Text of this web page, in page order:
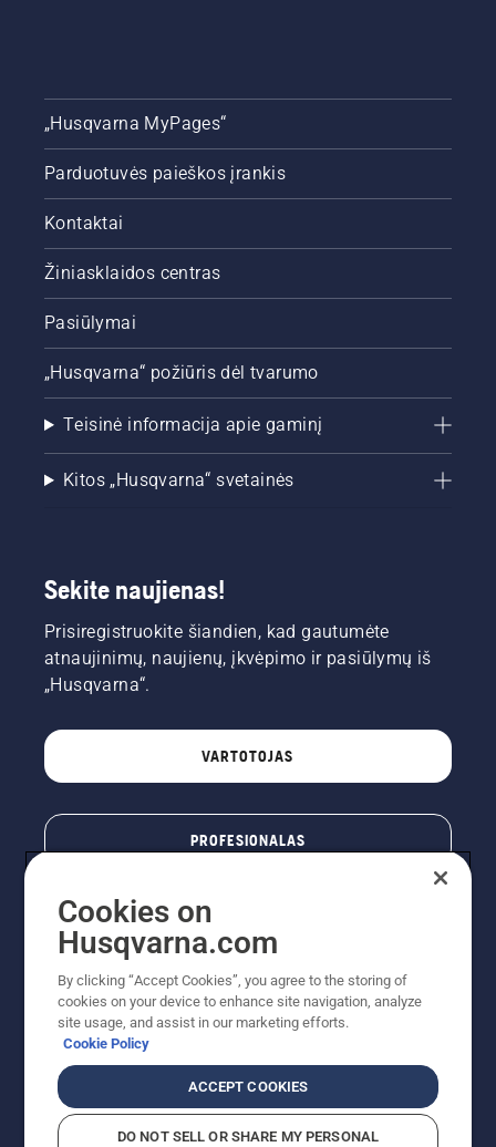
„Husqvarna MyPages“
Parduotuvės paieškos įrankis
Kontaktai
Žiniasklaidos centras
Pasiūlymai
„Husqvarna“ požiūris dėl tvarumo
Teisinė informacija apie gaminį
Kitos „Husqvarna“ svetainės
Sekite naujienas!
Prisiregistruokite šiandien, kad gautumėte
atnaujinimų, naujienų, įkvėpimo ir pasiūlymų iš
„Husqvarna“.
VARTOTOJAS
PROFESIONALAS
© „Husqvarna AB“ (leid). Visos teisės priklauso autoriui.
Nurodoma rekomenduojama mažmeninė kaina (RMK),
įskaitant PVM. RMK yra kaina, už kurią gamintojas
rekomenduoja pardavėjui parduoti prekę. UAB
Cookies on
Husqvarna.com
By clicking “Accept Cookies”, you agree to the storing of
cookies on your device to enhance site navigation, analyze
site usage, and assist in our marketing efforts.
Cookie Policy
ACCEPT COOKIES
DO NOT SELL OR SHARE MY PERSONAL